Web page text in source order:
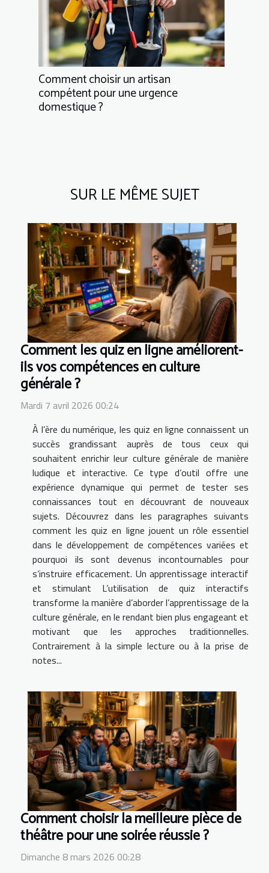
Comment choisir un artisan
compétent pour une urgence
domestique ?
SUR LE MÊME SUJET
Comment les quiz en ligne améliorent-
ils vos compétences en culture
générale ?
Mardi 7 avril 2026 00:24
À l’ère du numérique, les quiz en ligne connaissent un
succès grandissant auprès de tous ceux qui
souhaitent enrichir leur culture générale de manière
ludique et interactive. Ce type d’outil offre une
expérience dynamique qui permet de tester ses
connaissances tout en découvrant de nouveaux
sujets. Découvrez dans les paragraphes suivants
comment les quiz en ligne jouent un rôle essentiel
dans le développement de compétences variées et
pourquoi ils sont devenus incontournables pour
s’instruire efficacement. Un apprentissage interactif
et stimulant L’utilisation de quiz interactifs
transforme la manière d’aborder l’apprentissage de la
culture générale, en le rendant bien plus engageant et
motivant que les approches traditionnelles.
Contrairement à la simple lecture ou à la prise de
notes...
Comment choisir la meilleure pièce de
théâtre pour une soirée réussie ?
Dimanche 8 mars 2026 00:28